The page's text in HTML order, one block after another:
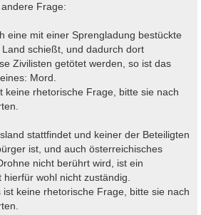
Frage:
eine mit einer Sprengladung bestückte
schießt, und dadurch dort
Zivilisten getötet werden, so ist das
Mord.
keine rhetorische Frage, bitte sie nach
stattfindet und keiner der Beteiligten
ist, und auch österreichisches
nicht berührt wird, ist ein
wohl nicht zuständig.
keine rhetorische Frage, bitte sie nach